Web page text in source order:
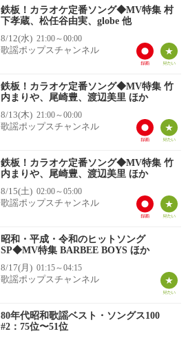
鉄板！カラオケ定番ソング◆MV特集 村
下孝蔵、松任谷由実、globe 他
8/12(水) 21:00～00:00
歌謡ポップスチャンネル
鉄板！カラオケ定番ソング◆MV特集 竹
内まりや、尾崎豊、渡辺美里 ほか
8/13(木) 21:00～00:00
歌謡ポップスチャンネル
鉄板！カラオケ定番ソング◆MV特集 竹
内まりや、尾崎豊、渡辺美里 ほか
8/15(土) 02:00～05:00
歌謡ポップスチャンネル
昭和・平成・令和のヒットソング
SP◆MV特集 BARBEE BOYS ほか
8/17(月) 01:15～04:15
歌謡ポップスチャンネル
80年代昭和歌謡ベスト・ソングス100
#2：75位〜51位